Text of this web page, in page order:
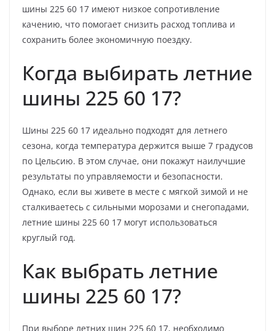
шины 225 60 17 имеют низкое сопротивление
качению, что помогает снизить расход топлива и
сохранить более экономичную поездку.
Когда выбирать летние
шины 225 60 17?
Шины 225 60 17 идеально подходят для летнего
сезона, когда температура держится выше 7 градусов
по Цельсию. В этом случае, они покажут наилучшие
результаты по управляемости и безопасности.
Однако, если вы живете в месте с мягкой зимой и не
сталкиваетесь с сильными морозами и снегопадами,
летние шины 225 60 17 могут использоваться
круглый год.
Как выбрать летние
шины 225 60 17?
При выборе летних шин 225 60 17, необходимо